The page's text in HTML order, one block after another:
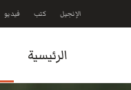
الإنجيل كتب فيديو
الرئيسية